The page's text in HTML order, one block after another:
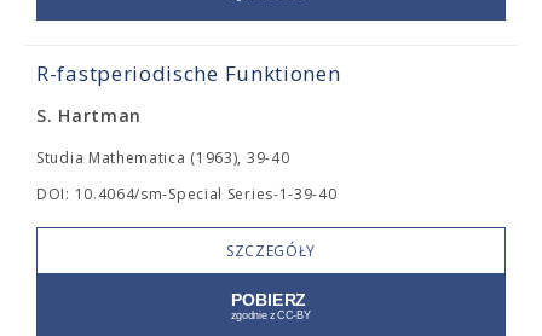
R-fastperiodische Funktionen
S. Hartman
Studia Mathematica (1963), 39-40
DOI: 10.4064/sm-Special Series-1-39-40
SZCZEGÓŁY